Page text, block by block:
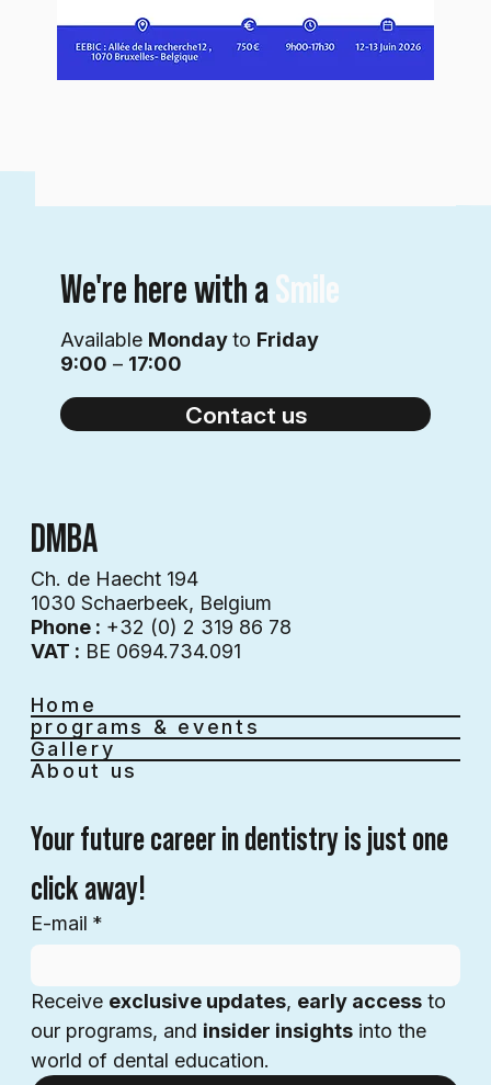
DMBA
Ch. de Haecht 194
1030 Schaerbeek, Belgium
Phone : +32 (0) 2 319 86 78
VAT : BE 0694.734.091
Home
programs & events
Gallery
About us
Your future career in dentistry is just one
click away!
E-mail *
Receive exclusive updates, early access to
our programs, and insider insights into the
world of dental education.
We're here with aSmile
Available Mondayto Friday
9:00 – 17:00
Contact us